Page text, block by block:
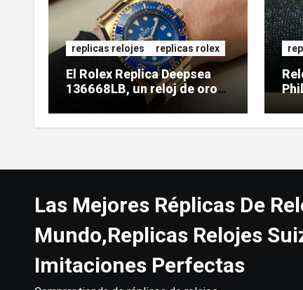
replicas relojes replicas rolex
El Rolex Replica Deepsea
136668LB, un reloj de oro
de gran tamaño
Las Mejores Réplicas De
Mundo,Replicas Relojes
Imitaciones Perfectas